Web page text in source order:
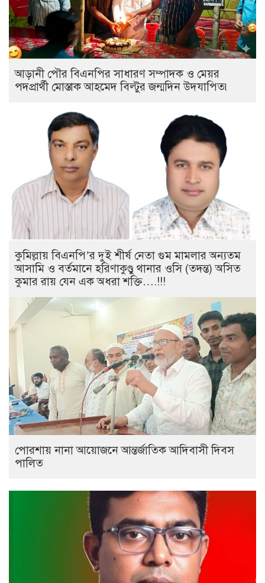
আড়ানী পৌর বিএনপির সাধারণ সম্পাদক ও মেয়র
পদপ্রার্থী মোস্তাক আহমেদ বিল্টুর জন্মদিন উদযাপিত৷
কুমিল্লায় বিএনপি’র দুই শীর্ষ নেতা গুম মামলার অন্যতম
আসামি ও বর্তমানে হরিণাকুণ্ডু থানার ওসি (তদন্ত) অসিত
কুমার রায় যেন এক অধরা শক্তি….!!!
পোরশায় নানা আয়োজনে আন্তর্জাতিক আদিবাসী দিবস
পালিত